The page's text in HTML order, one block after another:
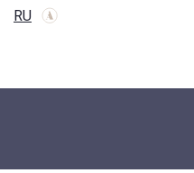
RU